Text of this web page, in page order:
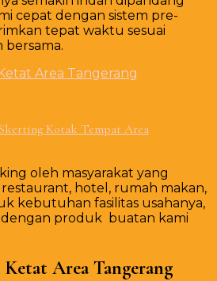
cepat dengan sistem pre-
tepat waktu sesuai
Kotak Tempat Area
oleh masyarakat yang
restaurant, hotel, rumah makan,
kebutuhan fasilitas usahanya,
dengan produk buatan kami
Area Tangerang